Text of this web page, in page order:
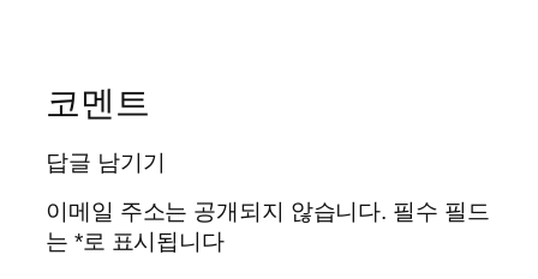
코멘트
답글 남기기
이메일 주소는 공개되지 않습니다. 필수 필드
는 *로 표시됩니다